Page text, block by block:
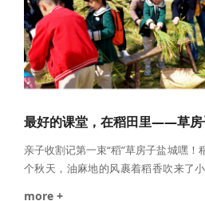
最好的课堂，在稻田里——草房
亲子收割记第一束“稻”草房子盐城嘿
个秋天，油麻地的风裹着稻香吹来了
more +